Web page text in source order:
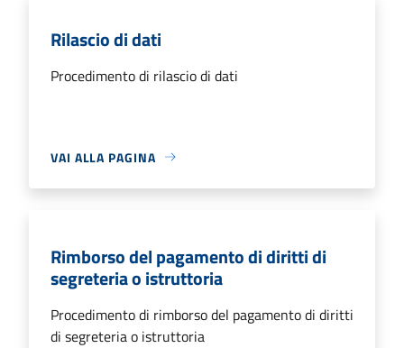
Rilascio di dati
Procedimento di rilascio di dati
VAI ALLA PAGINA
Rimborso del pagamento di diritti di
segreteria o istruttoria
Procedimento di rimborso del pagamento di diritti
di segreteria o istruttoria